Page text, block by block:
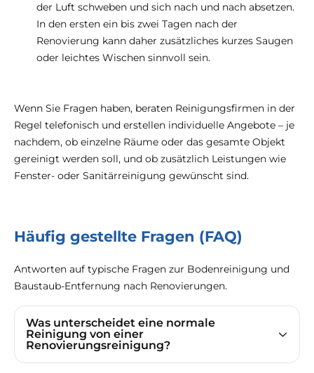
der Luft schweben und sich nach und nach absetzen.
In den ersten ein bis zwei Tagen nach der
Renovierung kann daher zusätzliches kurzes Saugen
oder leichtes Wischen sinnvoll sein.
Wenn Sie Fragen haben, beraten Reinigungsfirmen in der
Regel telefonisch und erstellen individuelle Angebote – je
nachdem, ob einzelne Räume oder das gesamte Objekt
gereinigt werden soll, und ob zusätzlich Leistungen wie
Fenster- oder Sanitärreinigung gewünscht sind.
Häufig gestellte Fragen (FAQ)
Antworten auf typische Fragen zur Bodenreinigung und
Baustaub-Entfernung nach Renovierungen.
Was unterscheidet eine normale
Reinigung von einer
Renovierungsreinigung?